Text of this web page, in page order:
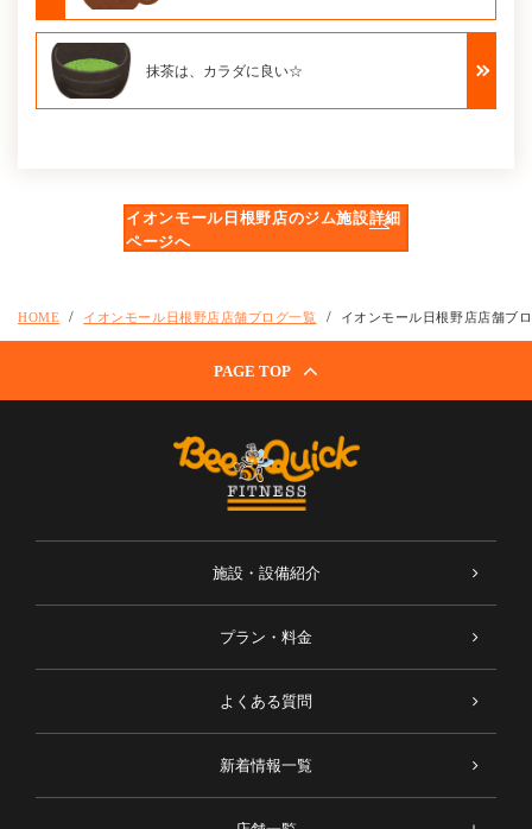
抹茶は、カラダに良い☆
イオンモール日根野店のジム施設詳細
ページへ
HOME イオンモール日根野店店舗ブログ一覧 イオンモール日根野店店舗ブ
PAGE TOP
施設・設備紹介
プラン・料金
よくある質問
新着情報一覧